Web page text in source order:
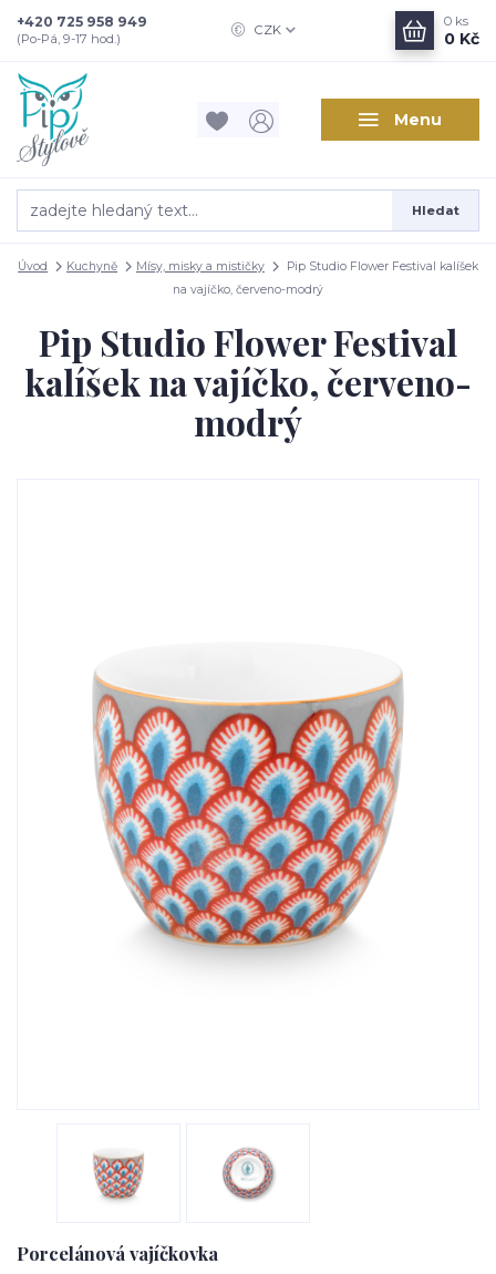
Menu
CZK
Hledat
+420 725 958 949
(Po-Pá, 9-17 hod.)
0 ks
0 Kč
Úvod Kuchyně Mísy, misky a mističky
Pip Studio Flower Festival kalíšek
na vajíčko, červeno-modrý
Pip Studio Flower Festival
kalíšek na vajíčko, červeno-
modrý
Porcelánová vajíčkovka